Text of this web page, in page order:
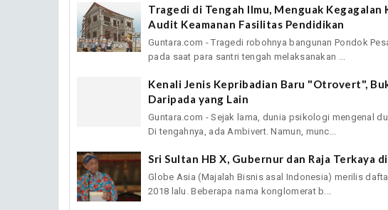
Tragedi di Tengah Ilmu, Menguak
Audit Keamanan Fasilitas Pendidikan
Guntara.com - Tragedi robohnya bangunan Pondok
pada saat para santri tengah melaksanakan ...
Kenali Jenis Kepribadian Baru "Otrovert",
Daripada yang Lain
Guntara.com - Sejak lama, dunia psikologi mengenal
Di tengahnya, ada Ambivert. Namun, munc...
Sri Sultan HB X, Gubernur dan Raja Terkaya
Globe Asia (Majalah Bisnis asal Indonesia) merilis
2018 lalu. Beberapa nama konglomerat b...